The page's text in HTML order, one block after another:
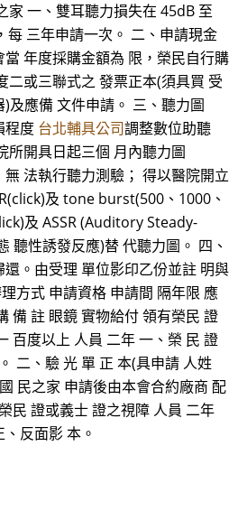
家 一、雙耳聽力損失在 45dB 至
每 三年申請一次。 二、申請現金
年度採購金額為 限，榮民自行購
二或三聯式之 發票正本(須具買 受
及應備 文件申請。 三、聽力圖
程度 台北輔具公司調整數位助聽
所開具日起三個 月內聽力圖
無 法執行聽力測驗； 得以醫院開立
及 tone burst(500、1000、
及 ASSR (Auditory Steady-
聽性誘發反應)替 代聽力圖。 四、
。由受理 單位影印乙份並註 明與
方式 申請資格 申請間 隔年限 應
備 註 眼鏡 實物給付 領有榮民 證
百度以上 人員 二年 一、榮 民 證
二、驗 光 單 正 本(具申請 人姓
民之家 申請後由本會合約廠商 配
民 證或義士 證之視障 人員 二年
反面影 本。